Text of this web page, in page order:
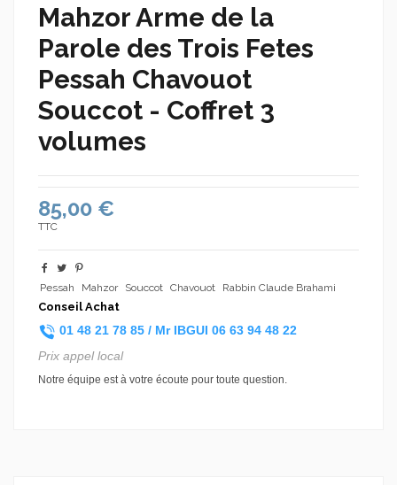
Mahzor Arme de la
Parole des Trois Fetes
Pessah Chavouot
Souccot - Coffret 3
volumes
85,00 €
TTC
Pessah Mahzor Souccot Chavouot Rabbin Claude Brahami
Conseil Achat
01 48 21 78 85 / Mr IBGUI 06 63 94 48 22
Prix appel local
Notre équipe est à votre écoute pour toute question.